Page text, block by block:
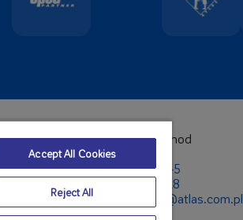
Zahraničný obchod
Telefón:
+48 42 631 87 45
+48 42 631 88 18
E-Mail:
export@atlas.com.pl
Accept All Cookies
Reject All